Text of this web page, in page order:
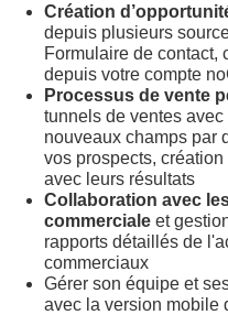
Création
depuis plusieurs
Formulaire de contact,
depuis votre compte
Processus de vente
tunnels de ventes
nouveaux champs par
vos prospects,
avec leurs résultats
Collaboration avec
commerciale et
rapports détaillés de
commerciaux
Gérer son équipe et
avec la version mobile